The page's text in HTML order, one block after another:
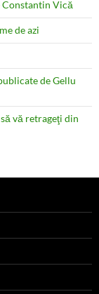
Constantin Vică
de azi
de Gellu
vă retrageţi din